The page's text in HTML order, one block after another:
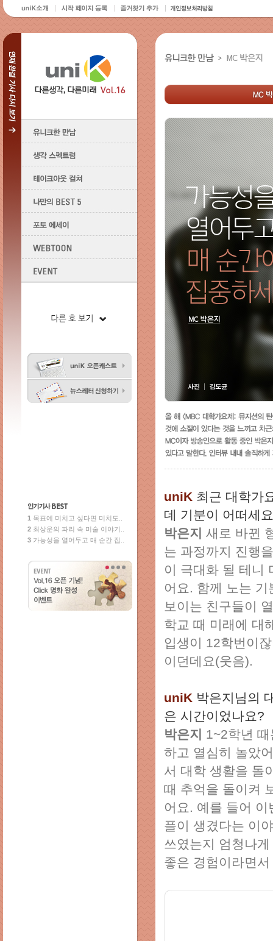
1 목표에 미치고 싶다면 미치도..
2 최상운의 파리 속 미술 이야기..
3 가능성을 열어두고 매 순간 집..
uniK 최근 대학가
데 기분이 어떠세
박은지 새로 바뀐
는 과정까지 진행
이 극대화 될 테니
어요. 함께 노는
보이는 친구들이
학교 때 미래에 대
입생이 12학번이
이던데요(웃음).
uniK 박은지님의
은 시간이었나요?
박은지 1~2학년
하고 열심히 놀았
서 대학 생활을 돌
때 추억을 돌이켜
어요. 예를 들어
플이 생겼다는 이
쓰였는지 엄청나
좋은 경험이라면